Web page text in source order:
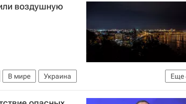
воздушную
Еще
В мире
Украина
Вооруженные силы РФ